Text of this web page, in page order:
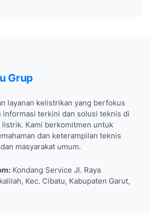
Grup
layanan kelistrikan yang berfokus
informasi terkini dan solusi teknis di
Kami berkomitmen untuk
dan keterampilan teknis
masyarakat umum.
Kondang Service Jl. Raya
Kec. Cibatu, Kabupaten Garut,